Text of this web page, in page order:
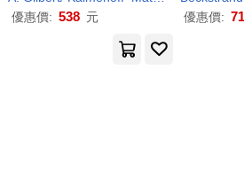
優惠價: 538 元
優惠價: